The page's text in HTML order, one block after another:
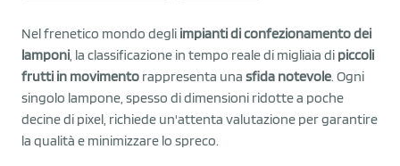
Nel frenetico mondo degli impianti di confezionamento dei
lamponi , la classificazione in tempo reale di migliaia di piccoli
frutti in movimento rappresenta una sfida notevole. Ogni
singolo lampone, spesso di dimensioni ridotte a poche
decine di pixel, richiede un'attenta valutazione per garantire
la qualità e minimizzare lo spreco.